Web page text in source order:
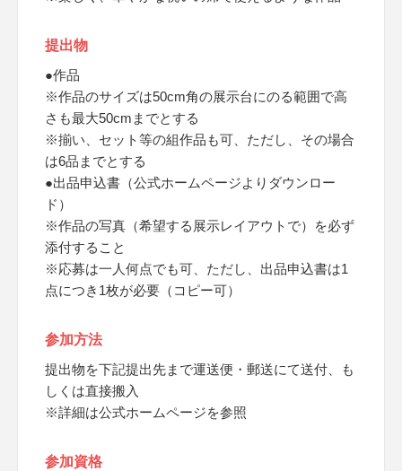
提出物
●作品
※作品のサイズは50cm角の展示台にのる範囲で高
さも最大50cmまでとする
※揃い、セット等の組作品も可、ただし、その場合
は6品までとする
●出品申込書（公式ホームページよりダウンロー
ド）
※作品の写真（希望する展示レイアウトで）を必ず
添付すること
※応募は一人何点でも可、ただし、出品申込書は1
点につき1枚が必要（コピー可）
参加方法
提出物を下記提出先まで運送便・郵送にて送付、も
しくは直接搬入
※詳細は公式ホームページを参照
参加資格